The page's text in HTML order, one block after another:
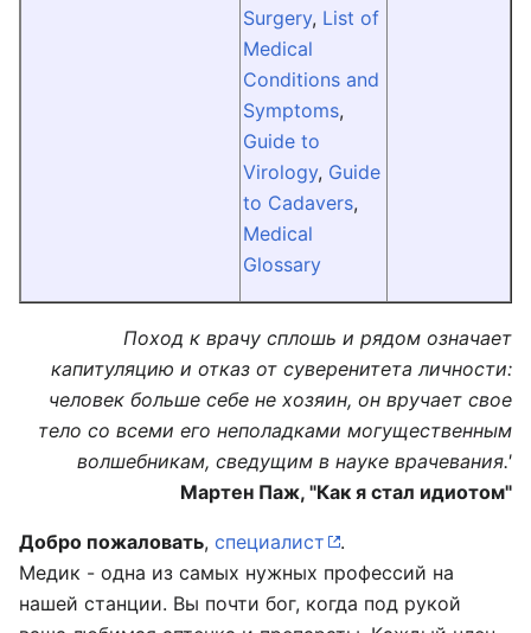
Surgery, List of
Medical
Conditions and
Symptoms,
Guide to
Virology, Guide
to Cadavers,
Medical
Glossary
Поход к врачу сплошь и рядом означает
капитуляцию и отказ от суверенитета личности:
человек больше себе не хозяин, он вручает свое
тело со всеми его неполадками могущественным
волшебникам, сведущим в науке врачевания.'
Мартен Паж, "Как я стал идиотом"
Добро пожаловать, специалист
.
Медик - одна из самых нужных профессий на
нашей станции. Вы почти бог, когда под рукой